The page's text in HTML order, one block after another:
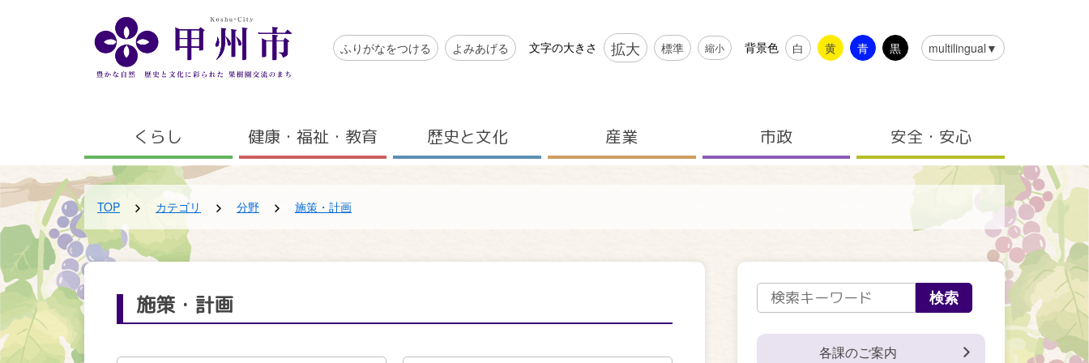
アクセシビリティツール
ふりがなをつける よみあげる 文字の大きさ 拡大 標準 縮小 背景色 白 黄 青 黒 multilingual▼
くらし 健康・福祉・教育 歴史と文化 産業 市政 安全・安心
TOP カテゴリ 分野 施策・計画
施策・計画
各課のご案内